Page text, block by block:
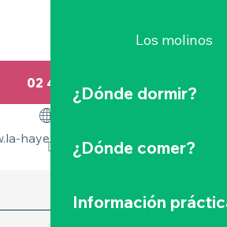
Los molinos
¿Dónde dormir?
¿Dónde comer?
Información
02 40 54 80
haye-fouassiere.fr